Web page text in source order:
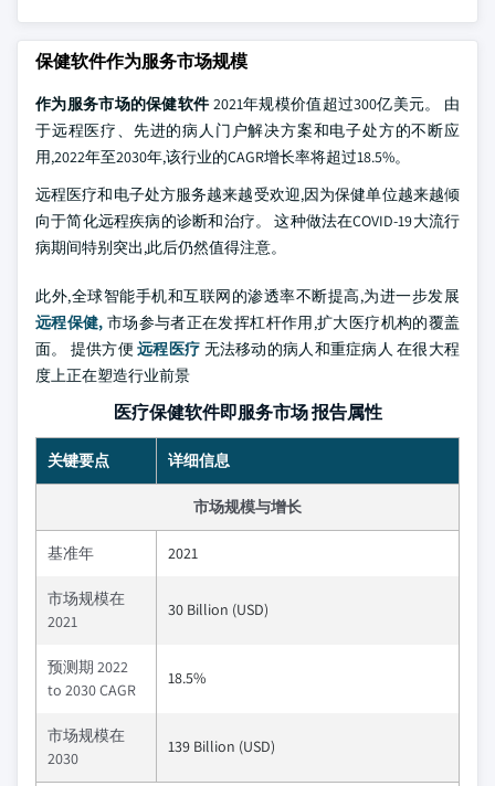
保健软件作为服务市场规模
作为服务市场的保健软件2021年规模价值超过300亿美元。 由
于远程医疗、先进的病人门户解决方案和电子处方的不断应
用,2022年至2030年,该行业的CAGR增长率将超过18.5%。
远程医疗和电子处方服务越来越受欢迎,因为保健单位越来越倾
向于简化远程疾病的诊断和治疗。 这种做法在COVID-19大流行
病期间特别突出,此后仍然值得注意。
此外,全球智能手机和互联网的渗透率不断提高,为进一步发展
远程保健, 市场参与者正在发挥杠杆作用,扩大医疗机构的覆盖
面。 提供方便远程医疗 无法移动的病人和重症病人 在很大程
度上正在塑造行业前景
医疗保健软件即服务市场 报告属性
关键要点 详细信息
市场规模与增长
基准年 2021
市场规模在
2021
30 Billion (USD)
预测期 2022
to 2030 CAGR
18.5%
市场规模在
2030
139 Billion (USD)